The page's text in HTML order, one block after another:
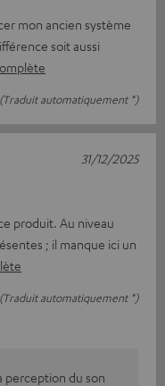
mon ancien système
soit aussi
(Traduit automatiquement *)
produit. Au niveau
; il manque ici un
(Traduit automatiquement *)
31/12/2025
perception du son